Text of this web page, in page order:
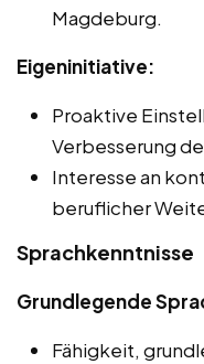
Magdeburg.
Eigeninitiative:
Proaktive
Verbesserung
Interesse an
beruflicher
Sprachkenntnisse
Grundlegende
Fähigkeit,